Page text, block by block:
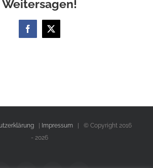
Weitersagen!
Facebook
X
| Impressum| © Copyright 2016
- 2026